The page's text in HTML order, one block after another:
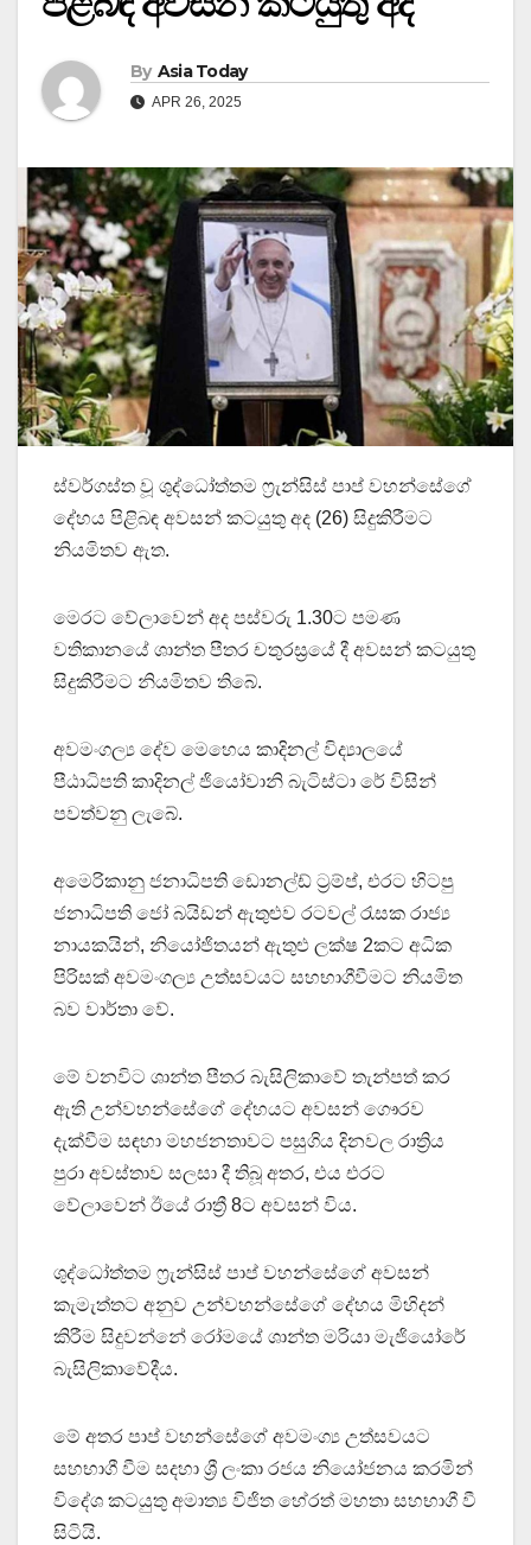
By Asia Today
APR 26, 2025
ස්වර්ගස්ත වූ ශුද්ධෝත්තම ෆ්‍රැන්සිස් පාප් වහන්සේගේ
දේහය පිළිබඳ අවසන් කටයුතු අද (26) සිදුකිරීමට
නියමිතව ඇත.
මෙරට වේලාවෙන් අද පස්වරු 1.30ට පමණ
වතිකානයේ ශාන්ත පීතර චතුරස්‍රයේ දී අවසන් කටයුතු
සිදුකිරීමට නියමිතව තිබේ.
අවමංගල්‍ය දේව මෙහෙය කාදිනල් විද්‍යාලයේ
පීඨාධිපති කාදිනල් ජියෝවානි බැටිස්ටා රේ විසින්
පවත්වනු ලැබේ.
අමෙරිකානු ජනාධිපති ඩොනල්ඩ් ට්‍රම්ප්, එරට හිටපු
ජනාධිපති ජෝ බයිඩන් ඇතුළුව රටවල් රැසක රාජ්‍ය
නායකයින්, නියෝජිතයන් ඇතුළු ලක්ෂ 2කට අධික
පිරිසක් අවමංගල්‍ය උත්සවයට සහභාගීවීමට නියමිත
බව වාර්තා වේ.
මේ වනවිට ශාන්ත පීතර බැසිලිකාවේ තැන්පත් කර
ඇති උන්වහන්සේගේ දේහයට අවසන් ගෞරව
දැක්වීම සඳහා මහජනතාවට පසුගිය දිනවල රාත්‍රිය
පුරා අවස්තාව සලසා දී තිබූ අතර, එය එරට
වේලාවෙන් ඊයේ රාත්‍රී 8ට අවසන් විය.
ශුද්ධෝත්තම ෆ්‍රැන්සිස් පාප් වහන්සේගේ අවසන්
කැමැත්තට අනුව උන්වහන්සේගේ දේහය මිහිදන්
කිරීම සිදුවන්නේ රෝමයේ ශාන්ත මරියා මැජියෝරේ
බැසිලිකාවේදීය.
මේ අතර පාප් වහන්සේගේ අවමංග්‍ය උත්සවයට
සහභාගී වීම සදහා ශ්‍රී ලංකා රජය නියෝජනය කරමින්
විදේශ කටයුතු අමාත්‍ය විජිත හේරත් මහතා සහභාගී වී
සිටියි.